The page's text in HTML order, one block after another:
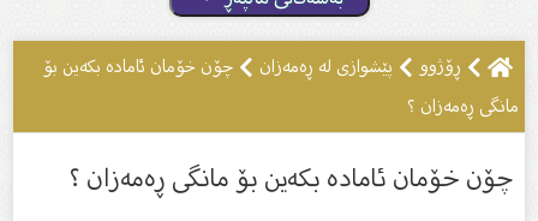
ڕۆژوو پێشوازى لە ڕەمەزان
چۆن خۆمان ئامادە بكەین بۆ
مانگى ڕەمەزان ؟
چۆن خۆمان ئامادە بكەین بۆ مانگى ڕەمەزان ؟